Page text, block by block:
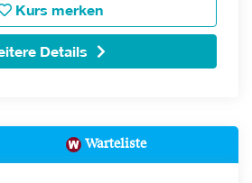
Kurs merken
Details
Warteliste